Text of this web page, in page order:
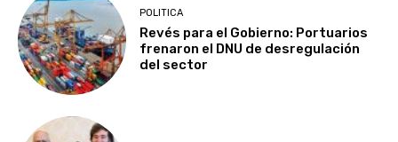
POLITICA
Revés para el Gobierno: Portuarios
frenaron el DNU de desregulación
del sector